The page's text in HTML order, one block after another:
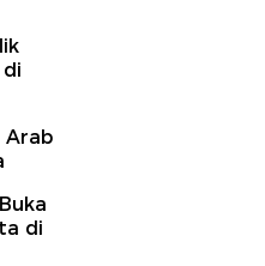
Arab
di